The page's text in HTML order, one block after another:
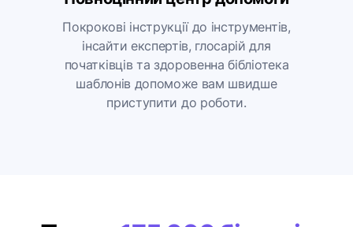
Покрокові інструкції до інструментів,
інсайти експертів, глосарій для
початківців та здоровенна бібліотека
шаблонів допоможе вам швидше
приступити до роботи.